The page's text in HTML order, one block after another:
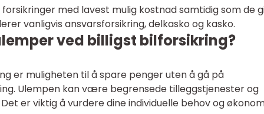
med lavest mulig kostnad samtidig som de
vanligvis ansvarsforsikring, delkasko og kasko.
ved billigst bilforsikring?
er muligheten til å spare penger uten å gå på
Ulempen kan være begrensede tilleggstjenester og
er viktig å vurdere dine individuelle behov og